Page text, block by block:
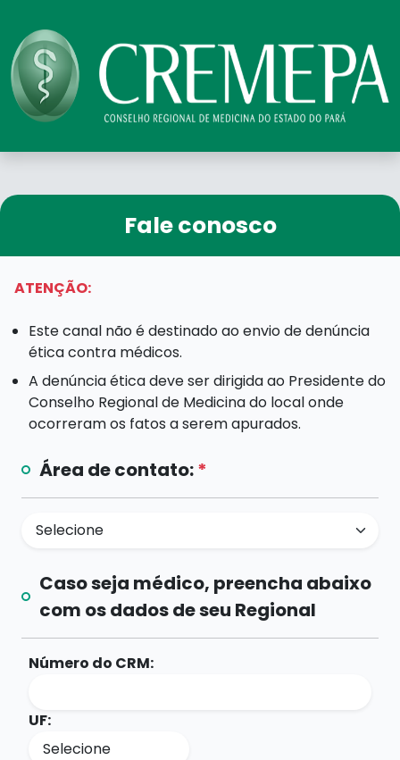
Fale conosco
ATENÇÃO:
Este canal não é destinado ao envio de denúncia
ética contra médicos.
A denúncia ética deve ser dirigida ao Presidente do
Conselho Regional de Medicina do local onde
ocorreram os fatos a serem apurados.
Área de contato:*
Caso seja médico, preencha abaixo
com os dados de seu Regional
Número do CRM:
UF: